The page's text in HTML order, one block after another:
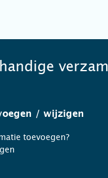
/ wijzigen
toevoegen?